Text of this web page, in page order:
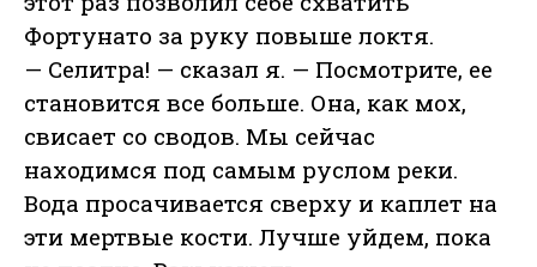
Фортунато за руку повыше локтя.
— Селитра! — сказал я. — Посмотрите, ее
становится все больше. Она, как мох,
свисает со сводов. Мы сейчас
находимся под самым руслом реки.
Вода просачивается сверху и каплет на
эти мертвые кости. Лучше уйдем, пока